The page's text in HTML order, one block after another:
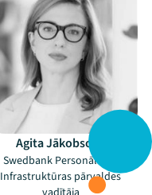
Agita Jākobsone
Swedbank Personāla un
Infrastruktūras pārvaldes